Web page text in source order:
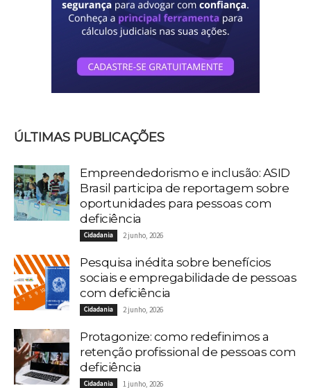
ÚLTIMAS PUBLICAÇÕES
Empreendedorismo e inclusão: ASID
Brasil participa de reportagem sobre
oportunidades para pessoas com
deficiência
Cidadania 2 junho, 2026
Pesquisa inédita sobre benefícios
sociais e empregabilidade de pessoas
com deficiência
Cidadania 2 junho, 2026
Protagonize: como redefinimos a
retenção profissional de pessoas com
deficiência
Cidadania 1 junho, 2026